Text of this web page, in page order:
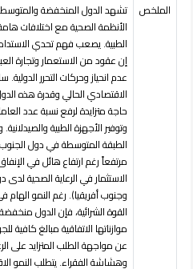
الملخص
تشهد الدول المنخفضة
الأنظمة الصحية مع اختلافات
الطبية. يصعب فهم تحدي
إن عقود من الاستعمار وتجارة
عدم انحياز وحركات التحرر الدولية.
الاقتصادي الحالي وقدرة هذه
حاجة متزايدة لرفع نسبة عدد
وتوفير الأجهزة الطبية
الطبقة المتوسطة في دول
مرتفعاً رغم ارتفاع هائل في
الاستثمار في الرعاية الصحية لدى
وجنوب أفريقيا). رغم النمو
القوة الشرائية، فإن الدول
موازناتها الاتفاقية مبالغ
عن مواجهة الطلب المتزايد على
وهشاشة الفقراء.يتطلب النمو